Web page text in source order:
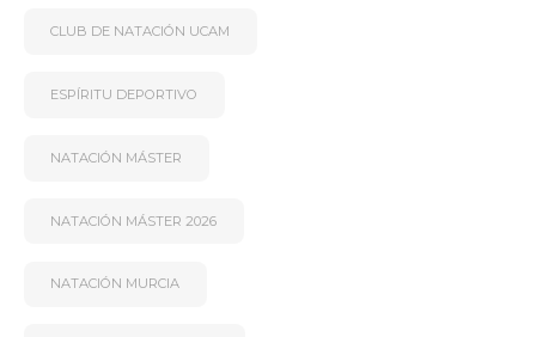
CLUB DE NATACIÓN UCAM
ESPÍRITU DEPORTIVO
NATACIÓN MÁSTER
NATACIÓN MÁSTER 2026
NATACIÓN MURCIA